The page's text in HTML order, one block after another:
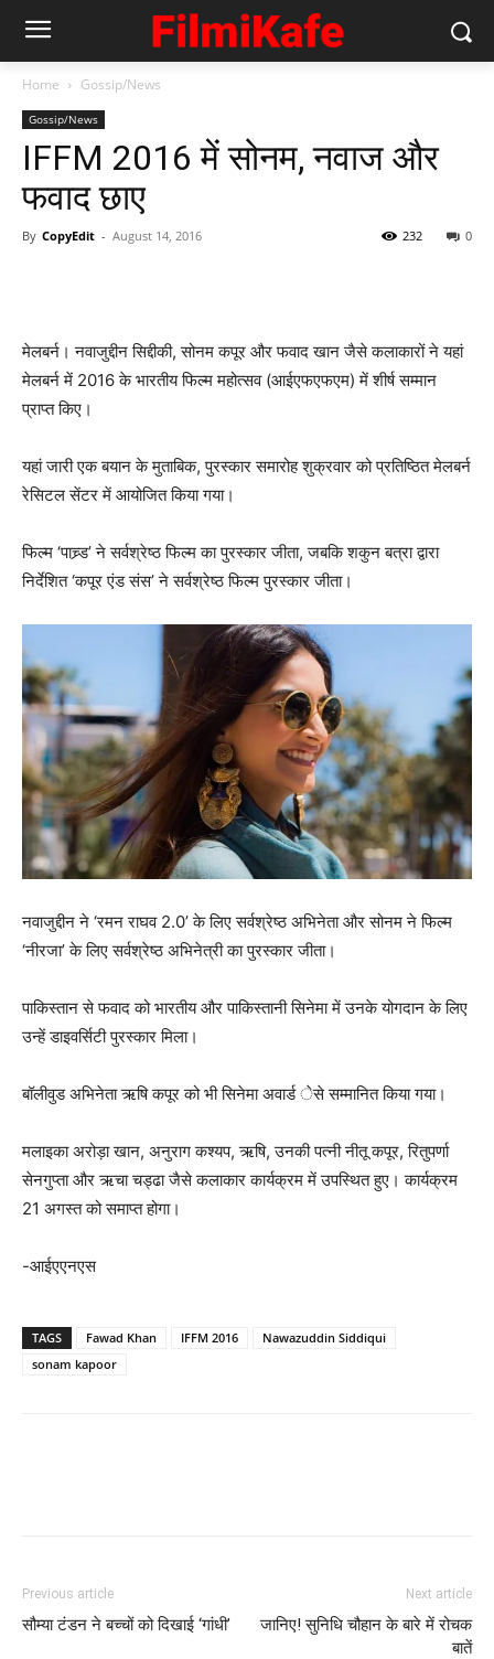
Home Gossip/News
Gossip/News
IFFM 2016 में सोनम, नवाज और
फवाद छाए
By CopyEdit - August 14, 2016 0
232
मेलबर्न। नवाजुद्दीन सिद्दीकी, सोनम कपूर और फवाद खान जैसे कलाकारों ने यहां
मेलबर्न में 2016 के भारतीय फिल्म महोत्सव (आईएफएफएम) में शीर्ष सम्मान
प्राप्त किए।
यहां जारी एक बयान के मुताबिक, पुरस्कार समारोह शुक्रवार को प्रतिष्ठित मेलबर्न
रेसिटल सेंटर में आयोजित किया गया।
फिल्म ‘पाच्र्ड’ ने सर्वश्रेष्ठ फिल्म का पुरस्कार जीता, जबकि शकुन बत्रा द्वारा
निर्देशित ‘कपूर एंड संस’ ने सर्वश्रेष्ठ फिल्म पुरस्कार जीता।
नवाजुद्दीन ने ‘रमन राघव 2.0’ के लिए सर्वश्रेष्ठ अभिनेता और सोनम ने फिल्म
‘नीरजा’ के लिए सर्वश्रेष्ठ अभिनेत्री का पुरस्कार जीता।
पाकिस्तान से फवाद को भारतीय और पाकिस्तानी सिनेमा में उनके योगदान के लिए
उन्हें डाइवर्सिटी पुरस्कार मिला।
बॉलीवुड अभिनेता ऋषि कपूर को भी सिनेमा अवार्ड ेसे सम्मानित किया गया।
मलाइका अरोड़ा खान, अनुराग कश्यप, ऋषि, उनकी पत्नी नीतू कपूर, रितुपर्णा
सेनगुप्ता और ऋचा चड्ढा जैसे कलाकार कार्यक्रम में उपस्थित हुए। कार्यक्रम
21 अगस्त को समाप्त होगा।
-आईएएनएस
TAGS Fawad Khan IFFM 2016
Nawazuddin Siddiqui
sonam kapoor
Previous article
सौम्या टंडन ने बच्चों को दिखाई ‘गांधी’
Next article
जानिए! सुनिधि चौहान के बारे में रोचक
बातें